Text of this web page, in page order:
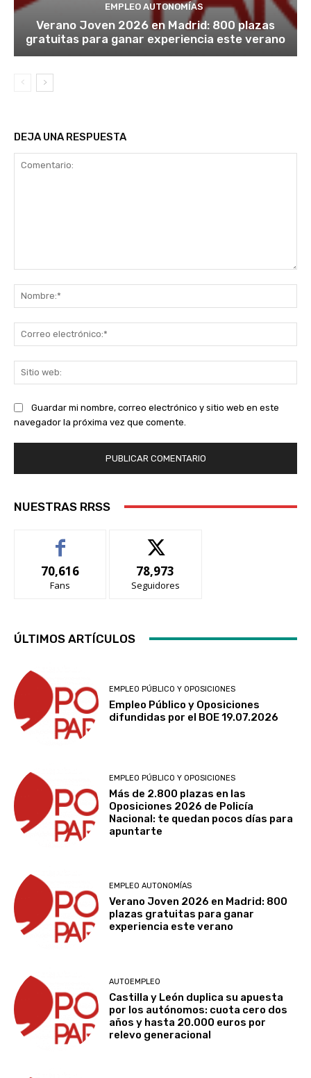
EMPLEO AUTONOMÍAS
Verano Joven 2026 en Madrid: 800 plazas
gratuitas para ganar experiencia este verano
DEJA UNA RESPUESTA
Guardar mi nombre, correo electrónico y sitio web en este
navegador la próxima vez que comente.
NUESTRAS RRSS
70,616
Fans
78,973
Seguidores
ÚLTIMOS ARTÍCULOS
EMPLEO PÚBLICO Y OPOSICIONES
Empleo Público y Oposiciones
difundidas por el BOE 19.07.2026
EMPLEO PÚBLICO Y OPOSICIONES
Más de 2.800 plazas en las
Oposiciones 2026 de Policía
Nacional: te quedan pocos días para
apuntarte
EMPLEO AUTONOMÍAS
Verano Joven 2026 en Madrid: 800
plazas gratuitas para ganar
experiencia este verano
AUTOEMPLEO
Castilla y León duplica su apuesta
por los autónomos: cuota cero dos
años y hasta 20.000 euros por
relevo generacional